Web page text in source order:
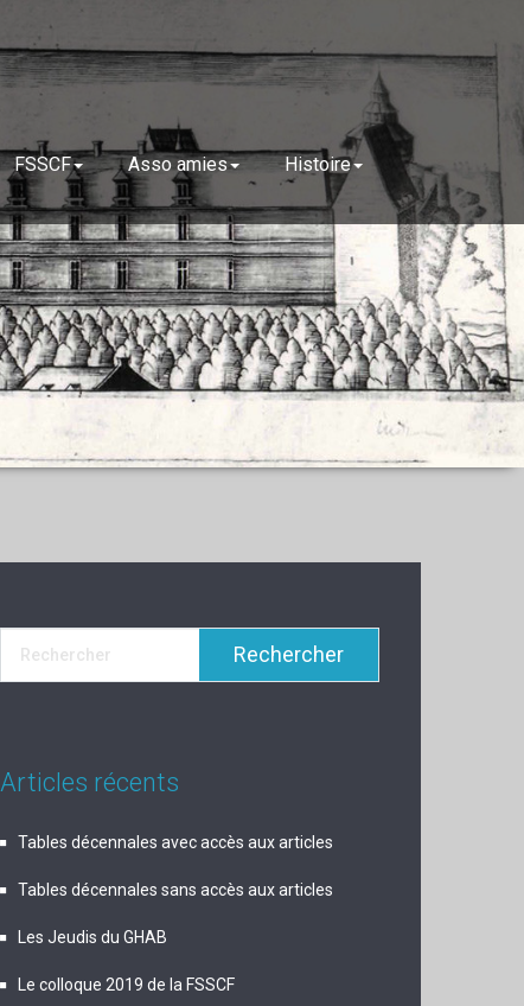
FSSCF Asso amies Histoire
Articles récents
Tables décennales avec accès aux articles
Tables décennales sans accès aux articles
Les Jeudis du GHAB
Le colloque 2019 de la FSSCF